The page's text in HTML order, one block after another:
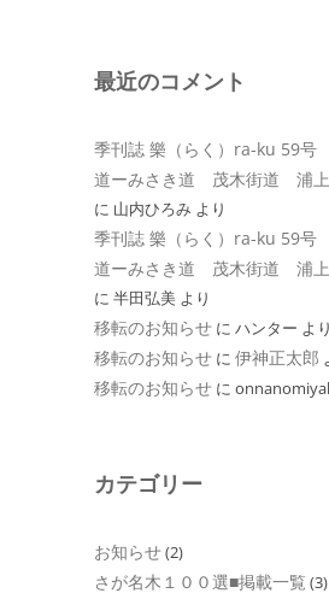
最近のコメント
季刊誌 樂（らく）ra-ku 59
道ーみさき道 茂木街道 浦
に 山内ひろみ より
季刊誌 樂（らく）ra-ku 59
道ーみさき道 茂木街道 浦
に 半田弘美 より
移転のお知らせ に ハンター より
移転のお知らせ に 伊神正太郎
移転のお知らせ に
カテゴリー
お知らせ(2)
さが名木１００選■掲載一覧 (3)